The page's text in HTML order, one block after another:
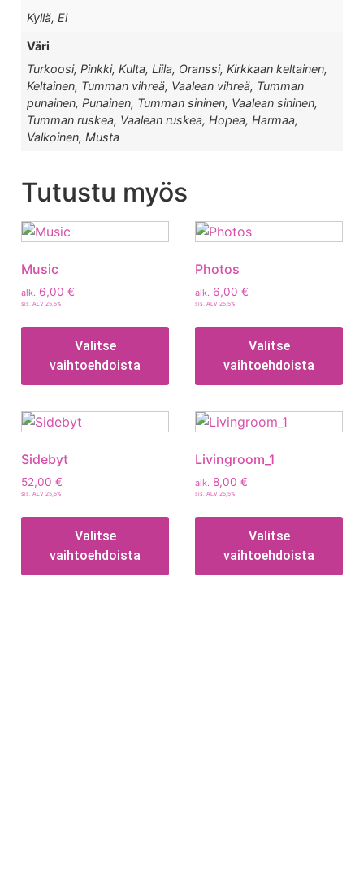
Kyllä, Ei
Väri
Turkoosi, Pinkki, Kulta, Liila, Oranssi, Kirkkaan keltainen,
Keltainen, Tumman vihreä, Vaalean vihreä, Tumman
punainen, Punainen, Tumman sininen, Vaalean sininen,
Tumman ruskea, Vaalean ruskea, Hopea, Harmaa,
Valkoinen, Musta
Tutustu myös
Music
alk. 6,00 €
sis. ALV 25,5%
Valitse
vaihtoehdoista
Photos
alk. 6,00 €
sis. ALV 25,5%
Valitse
vaihtoehdoista
Sidebyt
52,00 €
sis. ALV 25,5%
Valitse
vaihtoehdoista
Livingroom_1
alk. 8,00 €
sis. ALV 25,5%
Valitse
vaihtoehdoista